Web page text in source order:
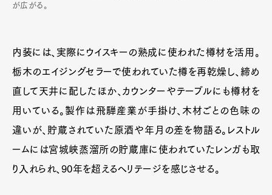
が広がる。
内装には、実際にウイスキーの熟成に使われた樽材を活用。
栃木のエイジングセラーで使われていた樽を再乾燥し、締め
直して天井に配したほか、カウンターやテーブルにも樽材を
用いている。製作は飛騨産業が手掛け、木材ごとの色味の
違いが、貯蔵されていた原酒や年月の差を物語る。レストル
ームには宮城峡蒸溜所の貯蔵庫に使われていたレンガも取
り入れられ、90年を超えるヘリテージを感じさせる。